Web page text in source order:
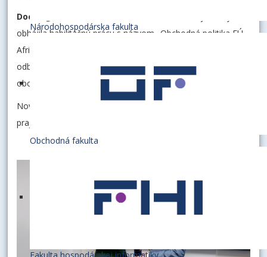
Národohospodárska fakulta
Obchodná fakulta
Fakulta hospodárskej informatiky
Doc. Ing. Ľubica Zubaľová, PhD.
obhájila habilitačnú prácu s názvom „Obchodná politika EÚ -
Afrika, Karibik a Tichomorie a indicko-tichomorský región“ v
odbore habilitačného konania a inauguračného konania
obchod a marketing.
Novovymenovaným docentkám srdečne blahoželáme a
prajeme veľa pracovných úspechov.